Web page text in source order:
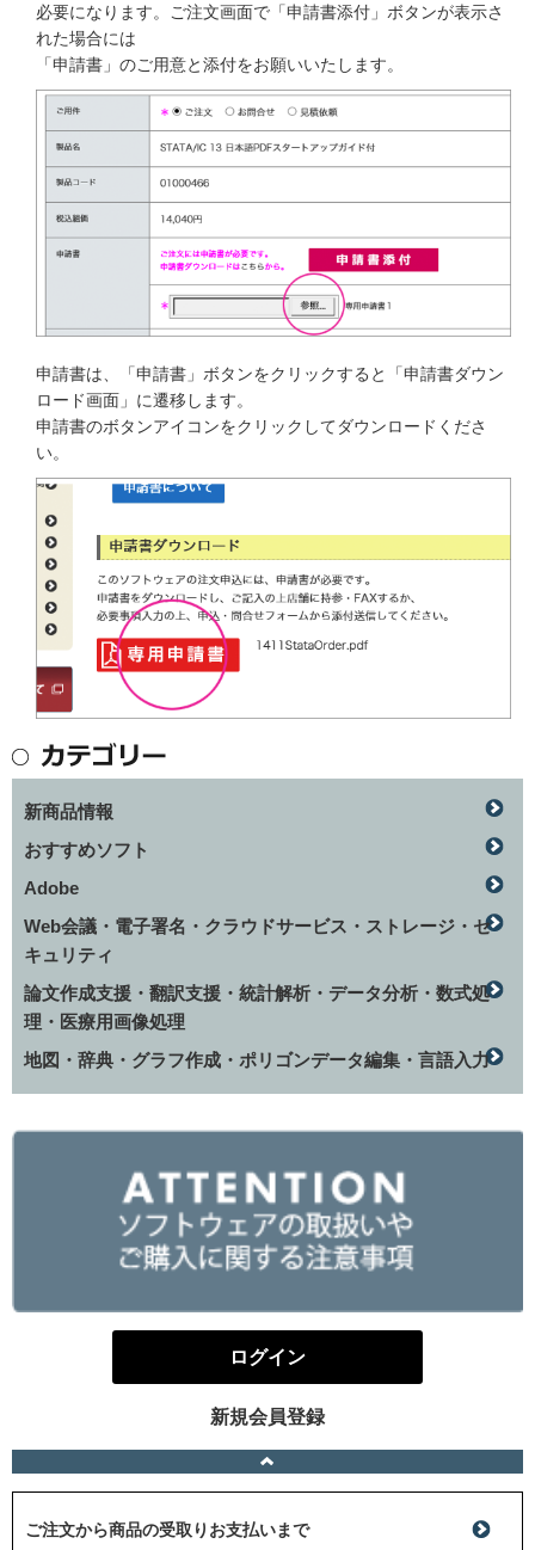
必要になります。ご注文画面で「申請書添付」ボタンが表示さ
れた場合には
「申請書」のご用意と添付をお願いいたします。
申請書は、「申請書」ボタンをクリックすると「申請書ダウン
ロード画面」に遷移します。
申請書のボタンアイコンをクリックしてダウンロードくださ
い。
新商品情報
おすすめソフト
Adobe
Web会議・電子署名・クラウドサービス・ストレージ・セ
キュリティ
論文作成支援・翻訳支援・統計解析・データ分析・数式処
理・医療用画像処理
地図・辞典・グラフ作成・ポリゴンデータ編集・言語入力
ログイン
新規会員登録
ご注文から商品の受取りお支払いまで